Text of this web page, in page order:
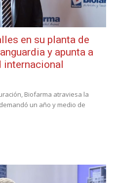
en su planta de
y apunta a
internacional
Biofarma atraviesa la
un año y medio de